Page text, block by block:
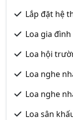
Lắp đặt hệ
Loa gia đình
Loa hội
Loa nghe
Loa nghe
Loa sân